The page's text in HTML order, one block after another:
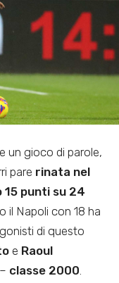
un gioco di parole,
pare rinata nel
15 punti su 24
il Napoli con 18 ha
di questo
e Raoul
classe 2000.